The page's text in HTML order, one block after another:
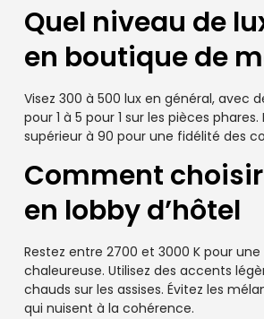
Quel niveau de
en boutique de
Visez 300 à 500 lux en général, avec
pour 1 à 5 pour 1 sur les pièces phares.
supérieur à 90 pour une fidélité des
Comment choisir
en lobby d’hôtel
Restez entre 2700 et 3000 K pour
chaleureuse. Utilisez des accents
chauds sur les assises. Évitez les
qui nuisent à la cohérence.